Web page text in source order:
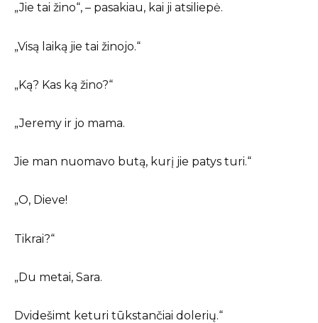
„Jie tai žino“, – pasakiau, kai ji atsiliepė.
„Visą laiką jie tai žinojo.“
„Ką? Kas ką žino?“
„Jeremy ir jo mama.
Jie man nuomavo butą, kurį jie patys turi.“
„O, Dieve!
Tikrai?“
„Du metai, Sara.
Dvidešimt keturi tūkstančiai dolerių.“